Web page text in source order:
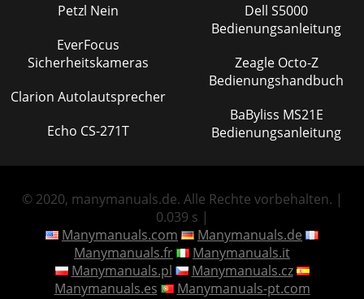
Petzl Nein
EverFocus
Sicherheitskameras
Clarion Autolautsprecher
Echo CS-271T
Dell S5000
Bedienungsanleitung
Zeagle Octo-Z
Bedienungshandbuch
BaByliss MS21E
Bedienungsanleitung
© 2020, manymanuals.de. Alle Rechte vorbehalten. |
0.039 s |
Manymanuals.com
Manymanuals.de
Manymanuals.fr
Manymanuals.it
Manymanuals.pl
Manymanuals.cz
Manymanuals.es
Manymanuals-pt.com